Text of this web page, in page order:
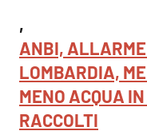
,
ANBI,
LOMBARDIA,
MENO ACQUA
RACCOLTI